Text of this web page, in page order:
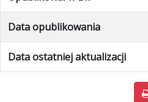
Data opublikowania
Data ostatniej aktualizacji